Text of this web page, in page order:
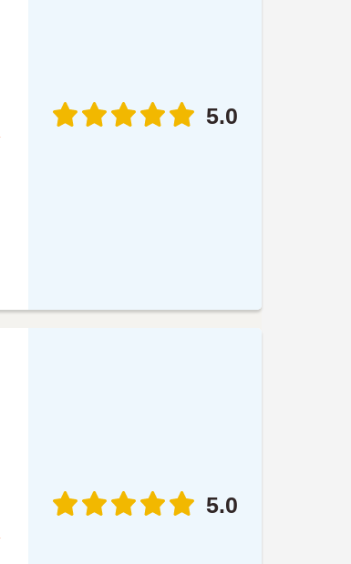
5.0
5.0